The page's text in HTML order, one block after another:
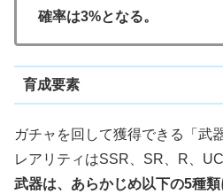
確率は3%となる。
育成要素
ガチャを回して獲得できる「武
レアリティはSSR、SR、R、UC
武器は、あらかじめ以下の5種類